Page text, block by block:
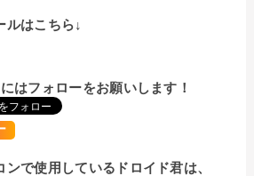
ルはこちら↓
はフォローをお願いします！
で使用しているドロイド君は、